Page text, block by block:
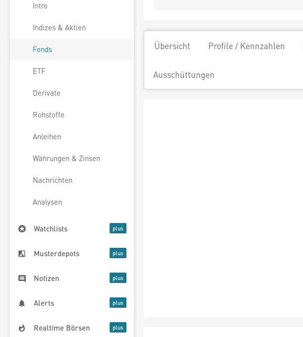
Intro
Indizes & Aktien
Fonds
ETF
Derivate
Rohstoffe
Anleihen
Währungen & Zinsen
Nachrichten
Analysen
Watchlists
Musterdepots
Notizen
Alerts
Realtime Börsen
Übersicht Profile / Kennzahlen
Ausschüttungen